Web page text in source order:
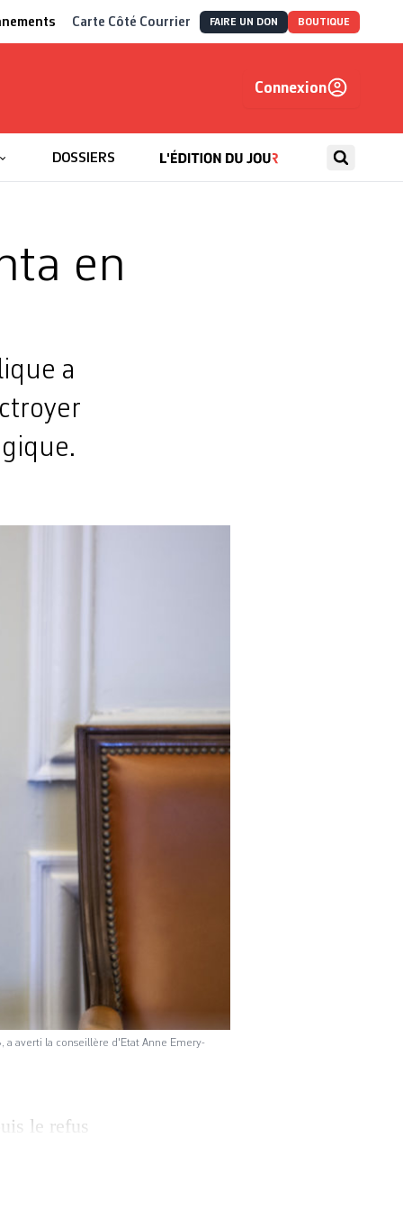
Carte Côté Courrier FAIRE UN DON BOUTIQUE
Connexion
DOSSIERS
en
a
a averti la conseillère d'Etat Anne Emery-
le refus